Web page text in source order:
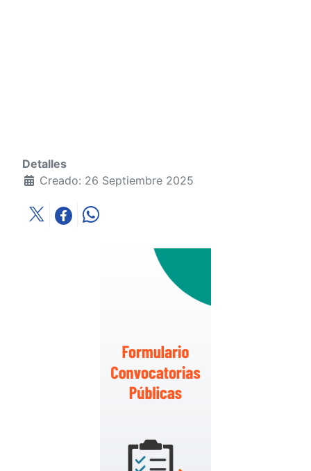
Detalles
Creado: 26 Septiembre 2025